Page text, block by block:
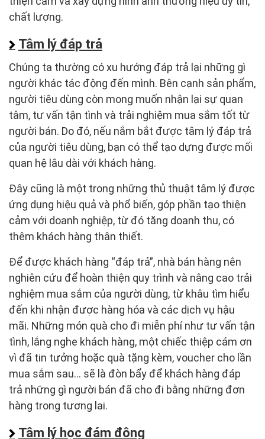
chất lượng.
Tâm lý đáp trả
Chúng ta thường có xu hướng đáp trả lại những gì
người khác tác động đến mình. Bên cạnh sản phẩm,
người tiêu dùng còn mong muốn nhận lại sự quan
tâm, tư vấn tận tình và trải nghiệm mua sắm tốt từ
người bán. Do đó, nếu nắm bắt được tâm lý đáp trả
của người tiêu dùng, bạn có thể tạo dựng được mối
quan hệ lâu dài với khách hàng.
Đây cũng là một trong những thủ thuật tâm lý được
ứng dụng hiệu quả và phổ biến, góp phần tạo thiện
cảm với doanh nghiệp, từ đó tăng doanh thu, có
thêm khách hàng thân thiết.
Để được khách hàng “đáp trả”, nhà bán hàng nên
nghiên cứu để hoàn thiện quy trình và nâng cao trải
nghiệm mua sắm của người dùng, từ khâu tìm hiểu
đến khi nhận được hàng hóa và các dịch vụ hậu
mãi. Những món quà cho đi miễn phí như tư vấn tận
tình, lắng nghe khách hàng, một chiếc thiệp cám ơn
vì đã tin tưởng hoặc quà tặng kèm, voucher cho lần
mua sắm sau… sẽ là đòn bẩy để khách hàng đáp
trả những gì người bán đã cho đi bằng những đơn
hàng trong tương lai.
Tâm lý học đám đông